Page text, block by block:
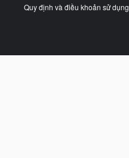
Quy định và điều khoản sử dụng